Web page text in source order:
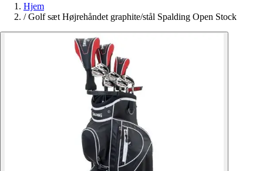
Hjem
/ Golf sæt Højrehåndet graphite/stål Spalding Open Stock